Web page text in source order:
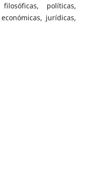
políticas,
jurídicas,